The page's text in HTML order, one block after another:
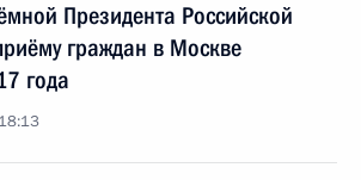
Президента Российской
граждан в Москве
года